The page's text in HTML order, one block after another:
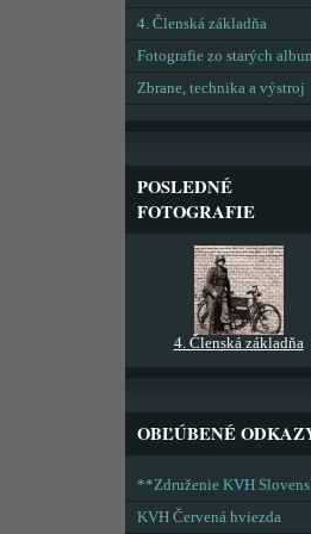
4. Členská základňa
Fotografie zo starých
Zbrane, technika a výstroj
POSLEDNÉ
FOTOGRAFIE
4. Členská základňa
OBĽÚBENÉ
**Združenie KVH
KVH Červená hviezda